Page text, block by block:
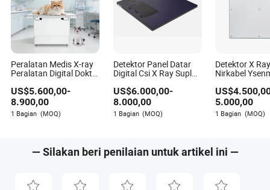
Peralatan Medis X-ray
Peralatan Digital Dokter
Hewan Detektor Panel
Datar X Ray Sistem
Dokter Mesin
US$5.600,00-
8.900,00
1 Bagian (MOQ)
Detektor Panel Datar
Digital Csi X Ray Suplai
US$6.000,00-
8.000,00
1 Bagian (MOQ)
Detektor X
Nirkabel
Datar X Ray
US$
5.000,00
1 Bagian (MOQ)
— Silakan beri penilaian untuk artikel ini —